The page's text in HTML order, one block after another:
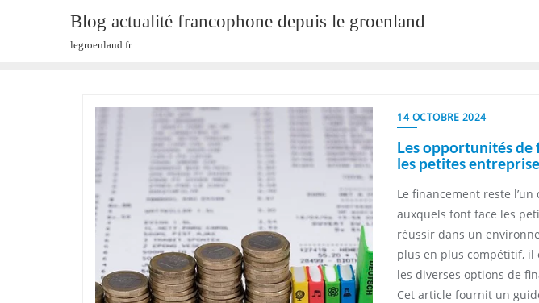
Blog actualité francophone depuis le groenland
legroenland.fr
14 OCTOBRE 2024
Les opportunités
les petites
Le financement reste
auxquels font face les
réussir dans un
plus en plus compétitif, il
les diverses options de
Cet article fournit un